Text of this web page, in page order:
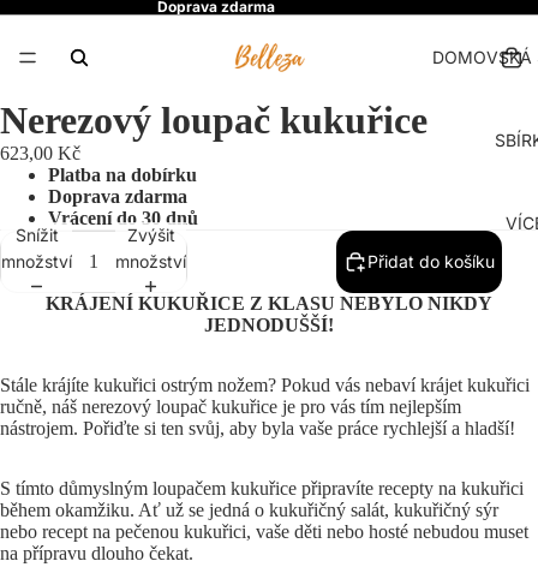
Doprava zdarma
DOMOVSKÁ
Nerezový loupač kukuřice
623,00 Kč
Platba na dobírku
Doprava zdarma
Vrácení do 30 dnů
Snížit
množství
Zvýšit
množství
Přidat do košíku
KRÁJENÍ KUKUŘICE Z KLASU NEBYLO NIKDY
JEDNODUŠŠÍ!
Stále krájíte kukuřici ostrým nožem? Pokud vás nebaví krájet kukuřici
ručně, náš nerezový loupač kukuřice je pro vás tím nejlepším
nástrojem. Pořiďte si ten svůj, aby byla vaše práce rychlejší a hladší!
S tímto důmyslným loupačem kukuřice připravíte recepty na kukuřici
během okamžiku. Ať už se jedná o kukuřičný salát, kukuřičný sýr
nebo recept na pečenou kukuřici, vaše děti nebo hosté nebudou muset
na přípravu dlouho čekat.